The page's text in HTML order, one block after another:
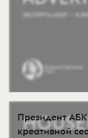
Президент
креативной